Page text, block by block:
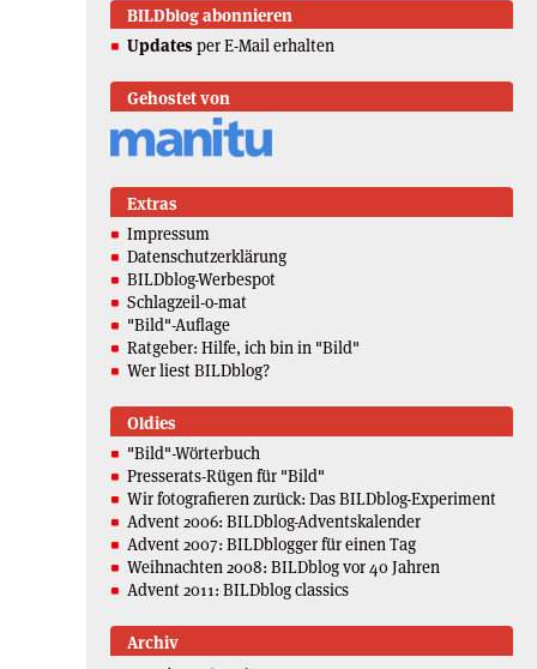
BILDblog abonnieren
Updates per E-Mail erhalten
Gehostet von
Extras
Impressum
Datenschutzerklärung
BILDblog-Werbespot
Schlagzeil-o-mat
"Bild"-Auflage
Ratgeber: Hilfe, ich bin in "Bild"
Wer liest BILDblog?
Oldies
"Bild"-Wörterbuch
Presserats-Rügen für "Bild"
Wir fotografieren zurück: Das BILDblog-Experiment
Advent 2006: BILDblog-Adventskalender
Advent 2007: BILDblogger für einen Tag
Weihnachten 2008: BILDblog vor 40 Jahren
Advent 2011: BILDblog classics
Archiv